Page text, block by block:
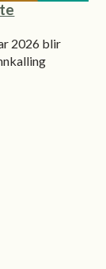
2026 blir